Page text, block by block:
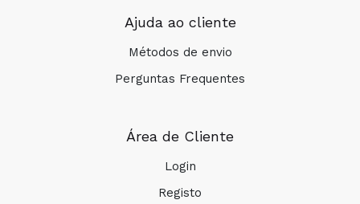
Ajuda ao cliente
Métodos de envio
Perguntas Frequentes
Área de Cliente
Login
Registo